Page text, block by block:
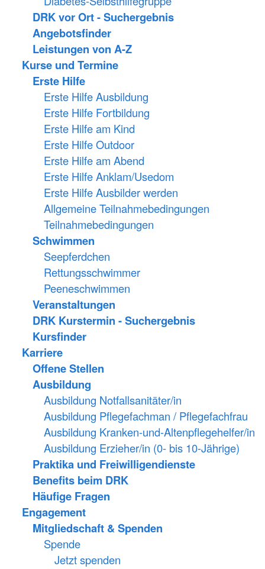
DRK vor Ort - Suchergebnis
Angebotsfinder
Leistungen von A-Z
Kurse und Termine
Erste Hilfe
Erste Hilfe Ausbildung
Erste Hilfe Fortbildung
Erste Hilfe am Kind
Erste Hilfe Outdoor
Erste Hilfe am Abend
Erste Hilfe Anklam/Usedom
Erste Hilfe Ausbilder werden
Allgemeine Teilnahmebedingungen
Teilnahmebedingungen
Schwimmen
Seepferdchen
Rettungsschwimmer
Peeneschwimmen
Veranstaltungen
DRK Kurstermin - Suchergebnis
Kursfinder
Karriere
Offene Stellen
Ausbildung
Ausbildung Notfallsanitäter/in
Ausbildung Pflegefachman / Pflegefachfrau
Ausbildung Kranken-und-Altenpflegehelfer/in
Ausbildung Erzieher/in (0- bis 10-Jährige)
Praktika und Freiwilligendienste
Benefits beim DRK
Häufige Fragen
Engagement
Mitgliedschaft & Spenden
Spende
Jetzt spenden